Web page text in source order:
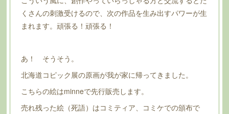
くさんの刺激受けるので、次の作品を生み出すパワーが生
まれます。頑張る！頑張る！
あ！ そうそう。
北海道コピック展の原画が我が家に帰ってきました。
こちらの絵はminneで先行販売します。
売れ残った絵（死語）はコミティア、コミケでの頒布で